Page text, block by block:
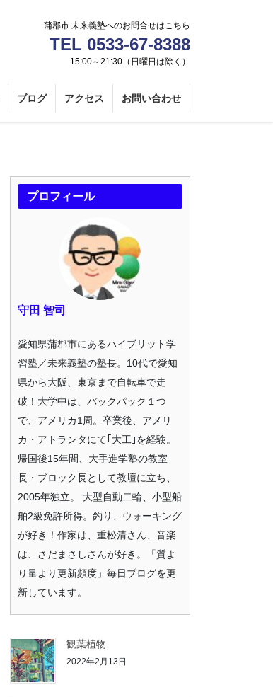
蒲郡市 未来義塾へのお問合せはこちら
TEL 0533-67-8388
15:00～21:30（日曜日は除く）
ブログ アクセス お問い合わせ
プロフィール
守田 智司
愛知県蒲郡市にあるハイブリット学
習塾／未来義塾の塾長。10代で愛知
県から大阪、東京まで自転車で走
破！大学中は、バックパック１つ
で、アメリカ1周。卒業後、アメリ
カ・アトランタにて｢大工｣を経験。
帰国後15年間、大手進学塾の教室
長・ブロック長として教壇に立ち、
2005年独立。 大型自動二輪、小型船
舶2級免許所得。釣り、ウォーキング
が好き！作家は、重松清さん、音楽
は、さだまさしさんが好き。「質よ
り量より更新頻度」毎日ブログを更
新しています。
観葉植物
2022年2月13日